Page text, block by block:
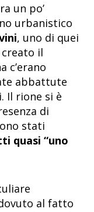
un po’
urbanistico
, uno di quei
il
c’erano
abbattute
Il rione si è
di
stati
quasi “uno
al fatto